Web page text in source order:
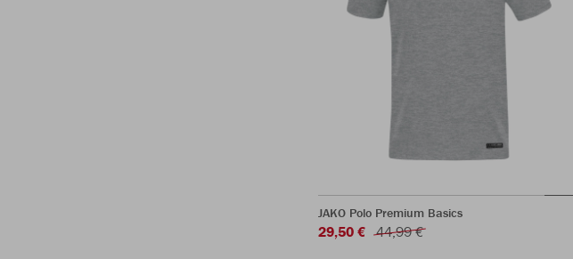
JAKO Polo Premium Basics
29,50 € 44,99 €